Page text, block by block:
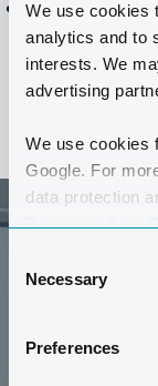
We use cookies
analytics and to
interests. We
advertising
We use cookies
Google. For
data protection
Business Data
Selection
Necessary
Preferences
Bettwäsche